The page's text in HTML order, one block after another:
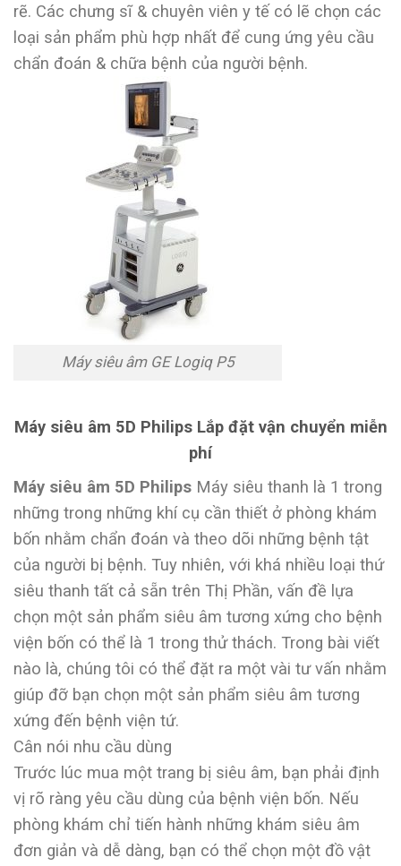
rẽ. Các chưng sĩ & chuyên viên y tế có lẽ chọn các
loại sản phẩm phù hợp nhất để cung ứng yêu cầu
chẩn đoán & chữa bệnh của người bệnh.
Máy siêu âm GE Logiq P5
Máy siêu âm 5D Philips Lắp đặt vận chuyển miễn
phí
Máy siêu âm 5D Philips Máy siêu thanh là 1 trong
những trong những khí cụ cần thiết ở phòng khám
bốn nhằm chẩn đoán và theo dõi những bệnh tật
của người bị bệnh. Tuy nhiên, với khá nhiều loại thứ
siêu thanh tất cả sẵn trên Thị Phần, vấn đề lựa
chọn một sản phẩm siêu âm tương xứng cho bệnh
viện bốn có thể là 1 trong thử thách. Trong bài viết
nào là, chúng tôi có thể đặt ra một vài tư vấn nhằm
giúp đỡ bạn chọn một sản phẩm siêu âm tương
xứng đến bệnh viện tứ.
Cân nói nhu cầu dùng
Trước lúc mua một trang bị siêu âm, bạn phải định
vị rõ ràng yêu cầu dùng của bệnh viện bốn. Nếu
phòng khám chỉ tiến hành những khám siêu âm
đơn giản và dễ dàng, bạn có thể chọn một đồ vật